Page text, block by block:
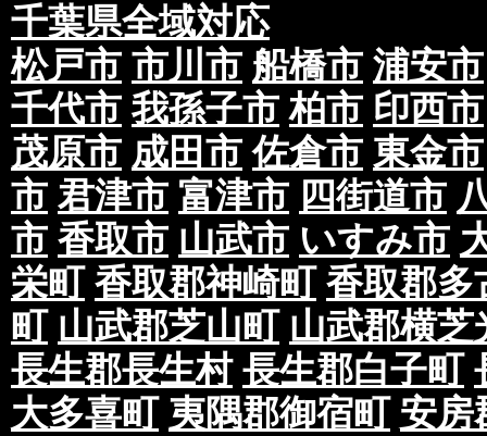
千葉県全域対応
松戸市 市川市 船橋市 浦安市
千代市 我孫子市 柏市 印西市
茂原市 成田市 佐倉市 東金市
市 君津市 富津市 四街道市
市 香取市 山武市 いすみ市
栄町 香取郡神崎町 香取郡多
町 山武郡芝山町 山武郡横芝
長生郡長生村 長生郡白子町
大多喜町 夷隅郡御宿町 安房